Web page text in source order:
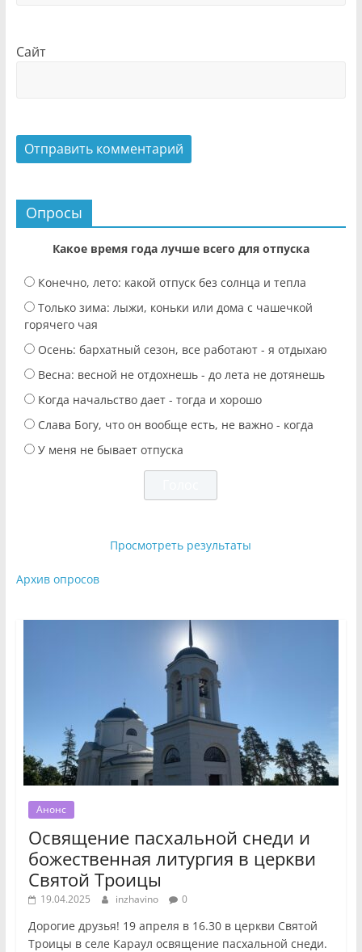
Сайт
Опросы
Какое время года лучше всего для отпуска
Конечно, лето: какой отпуск без солнца и тепла
Только зима: лыжи, коньки или дома с чашечкой
горячего чая
Осень: бархатный сезон, все работают - я отдыхаю
Весна: весной не отдохнешь - до лета не дотянешь
Когда начальство дает - тогда и хорошо
Слава Богу, что он вообще есть, не важно - когда
У меня не бывает отпуска
Просмотреть результаты
Архив опросов
Анонс
Освящение пасхальной снеди и
божественная литургия в церкви
Святой Троицы
19.04.2025 inzhavino 0
Дорогие друзья! 19 апреля в 16.30 в церкви Святой
Троицы в селе Караул освящение пасхальной снеди.